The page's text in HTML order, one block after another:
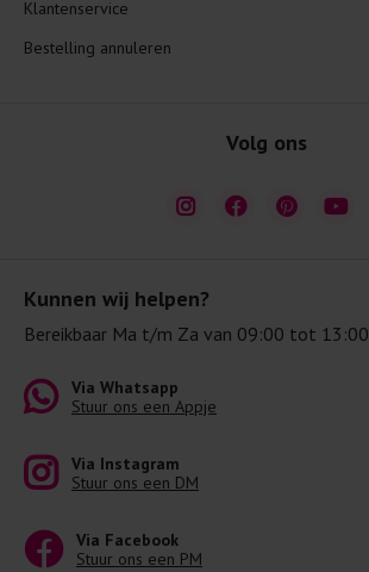
Kunnen wij helpen?
Bereikbaar Ma t/m Za van 09:00 tot 13:00
Via Whatsapp
Stuur ons een Appje
Via Instagram
Stuur ons een DM
Via Facebook
Stuur ons een PM
Klantenservice
Bestelling annuleren
Volg ons